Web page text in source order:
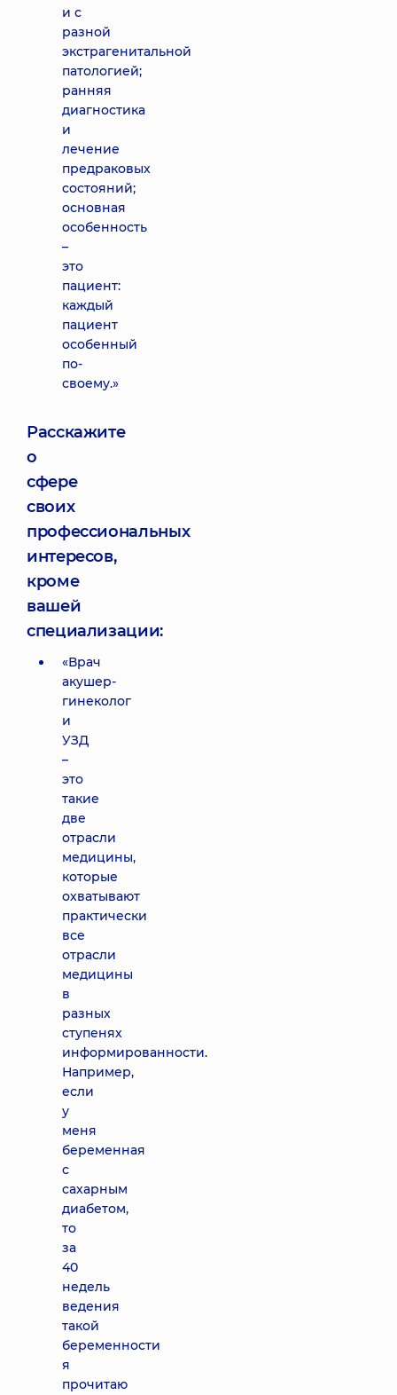
и с
разной
экстрагенитальной
патологией;
ранняя
диагностика
и
лечение
предраковых
состояний;
основная
особенность
–
это
пациент:
каждый
пациент
особенный
по-
своему.»
Расскажите
о
сфере
своих
профессиональных
интересов,
кроме
вашей
специализации:
«Врач
акушер-
гинеколог
и
УЗД
–
это
такие
две
отрасли
медицины,
которые
охватывают
практически
все
отрасли
медицины
в
разных
ступенях
информированности.
Например,
если
у
меня
беременная
с
сахарным
диабетом,
то
за
40
недель
ведения
такой
беременности
я
прочитаю